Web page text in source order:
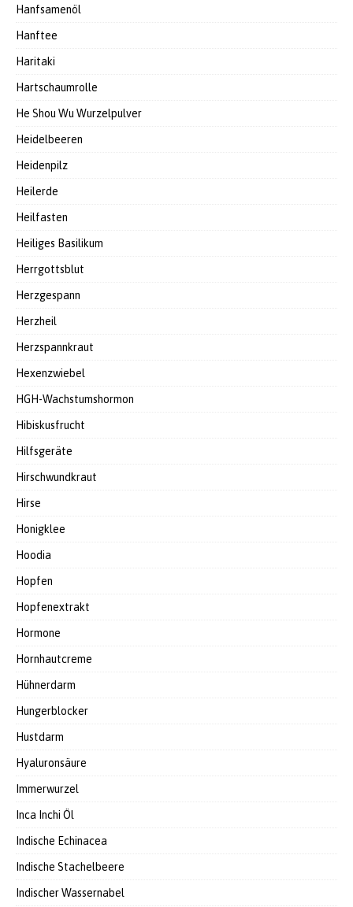
Hanfsamenöl
Hanftee
Haritaki
Hartschaumrolle
He Shou Wu Wurzelpulver
Heidelbeeren
Heidenpilz
Heilerde
Heilfasten
Heiliges Basilikum
Herrgottsblut
Herzgespann
Herzheil
Herzspannkraut
Hexenzwiebel
HGH-Wachstumshormon
Hibiskusfrucht
Hilfsgeräte
Hirschwundkraut
Hirse
Honigklee
Hoodia
Hopfen
Hopfenextrakt
Hormone
Hornhautcreme
Hühnerdarm
Hungerblocker
Hustdarm
Hyaluronsäure
Immerwurzel
Inca Inchi Öl
Indische Echinacea
Indische Stachelbeere
Indischer Wassernabel